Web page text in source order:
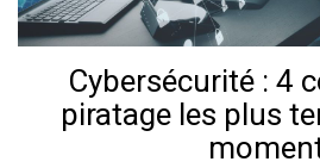
Cybersécurité : 4
piratage les plus